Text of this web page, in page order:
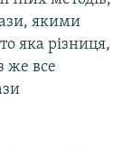
якими
яка різниця,
же все